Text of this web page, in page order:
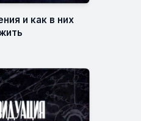
и как в них